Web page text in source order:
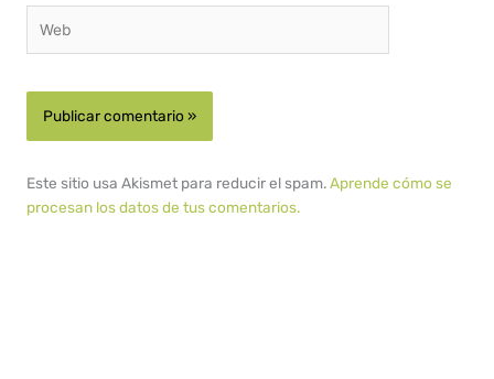
Este sitio usa Akismet para reducir el spam.Aprende cómo se
procesan los datos de tus comentarios.